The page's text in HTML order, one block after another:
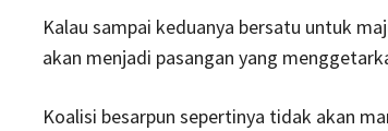
Kalau sampai keduanya bersatu untuk
akan menjadi pasangan yang
Koalisi besarpun sepertinya tidak akan